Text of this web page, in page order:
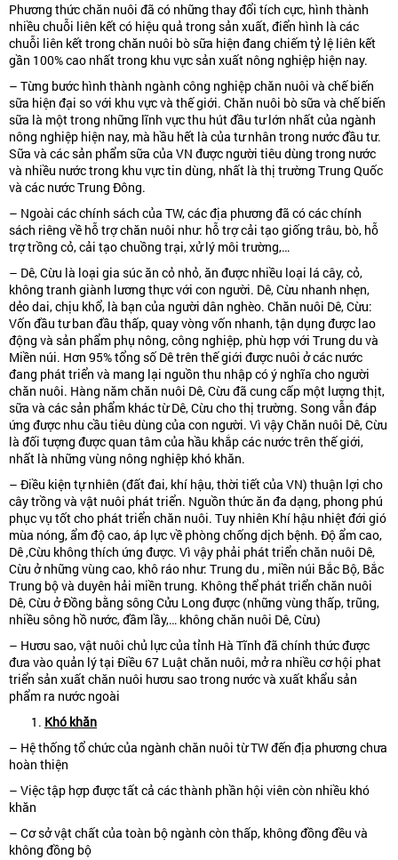
Phương thức chăn nuôi đã có những thay đổi tích cực, hình thành
nhiều chuỗi liên kết có hiệu quả trong sản xuất, điển hình là các
chuỗi liên kết trong chăn nuôi bò sữa hiện đang chiếm tỷ lệ liên kết
gần 100% cao nhất trong khu vực sản xuất nông nghiệp hiện nay.
– Từng bước hình thành ngành công nghiệp chăn nuôi và chế biến
sữa hiện đại so với khu vực và thế giới. Chăn nuôi bò sữa và chế biến
sữa là một trong những lĩnh vực thu hút đầu tư lớn nhất của ngành
nông nghiệp hiện nay, mà hầu hết là của tư nhân trong nước đầu tư.
Sữa và các sản phẩm sữa của VN được người tiêu dùng trong nước
và nhiều nước trong khu vực tin dùng, nhất là thị trường Trung Quốc
và các nước Trung Đông.
– Ngoài các chính sách của TW, các địa phương đã có các chính
sách riêng về hỗ trợ chăn nuôi như: hỗ trợ cải tạo giống trâu, bò, hỗ
trợ trồng cỏ, cải tạo chuồng trại, xử lý môi trường,…
– Dê, Cừu là loại gia súc ăn cỏ nhỏ, ăn được nhiều loại lá cây, cỏ,
không tranh giành lương thực với con người. Dê, Cừu nhanh nhẹn,
dẻo dai, chịu khổ, là bạn của người dân nghèo. Chăn nuôi Dê, Cừu:
Vốn đầu tư ban đầu thấp, quay vòng vốn nhanh, tận dụng được lao
động và sản phẩm phụ nông, công nghiệp, phù hợp với Trung du và
Miền núi. Hơn 95% tổng số Dê trên thế giới được nuôi ở các nước
đang phát triển và mang lại nguồn thu nhập có ý nghĩa cho người
chăn nuôi. Hàng năm chăn nuôi Dê, Cừu đã cung cấp một lượng thịt,
sữa và các sản phẩm khác từ Dê, Cừu cho thị trường. Song vẫn đáp
ứng được nhu cầu tiêu dùng của con người. Vì vậy Chăn nuôi Dê, Cừu
là đối tượng được quan tâm của hầu khắp các nước trên thế giới,
nhất là những vùng nông nghiệp khó khăn.
– Điều kiện tự nhiên (đất đai, khí hậu, thời tiết của VN) thuận lợi cho
cây trồng và vật nuôi phát triển. Nguồn thức ăn đa dạng, phong phú
phục vụ tốt cho phát triển chăn nuôi. Tuy nhiên Khí hậu nhiệt đới gió
mùa nóng, ẩm độ cao, áp lực về phòng chống dịch bệnh. Độ ẩm cao,
Dê ,Cừu không thích ứng được. Vì vậy phải phát triển chăn nuôi Dê,
Cừu ở những vùng cao, khô ráo như: Trung du , miền núi Bắc Bộ, Bắc
Trung bộ và duyên hải miền trung. Không thể phát triển chăn nuôi
Dê, Cừu ở Đồng bằng sông Cửu Long được (những vùng thấp, trũng,
nhiều sông hồ nước, đầm lầy,… không chăn nuôi Dê, Cừu)
– Hươu sao, vật nuôi chủ lực của tỉnh Hà Tĩnh đã chính thức được
đưa vào quản lý tại Điều 67 Luật chăn nuôi, mở ra nhiều cơ hội phat
triển sản xuất chăn nuôi hươu sao trong nước và xuất khẩu sản
phẩm ra nước ngoài
Khó khăn
– Hệ thống tổ chức của ngành chăn nuôi từ TW đến địa phương chưa
hoàn thiện
– Việc tập hợp được tất cả các thành phần hội viên còn nhiều khó
khăn
– Cơ sở vật chất của toàn bộ ngành còn thấp, không đồng đều và
không đồng bộ